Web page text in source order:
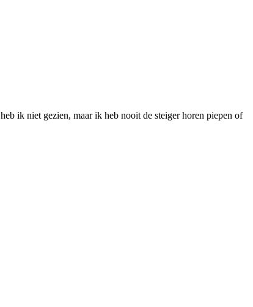
heb ik niet gezien, maar ik heb nooit de steiger horen piepen of